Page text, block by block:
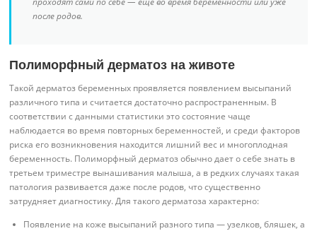
после родов.
Полиморфный дерматоз на животе
Такой дерматоз беременных проявляется появлением высыпаний
различного типа и считается достаточно распространенным. В
соответствии с данными статистики это состояние чаще
наблюдается во время повторных беременностей, и среди факторов
риска его возникновения находится лишний вес и многоплодная
беременность. Полиморфный дерматоз обычно дает о себе знать в
третьем триместре вынашивания малыша, а в редких случаях такая
патология развивается даже после родов, что существенно
затрудняет диагностику. Для такого дерматоза характерно:
Появление на коже высыпаний разного типа — узелков, бляшек, а